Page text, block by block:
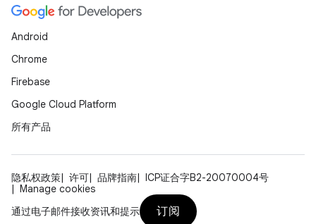
Android
Chrome
Firebase
Google Cloud Platform
所有产品
隐私权政策 许可 品牌指南
ICP证合字B2-20070004号
Manage cookies
通过电子邮件接收资讯和提示
订阅